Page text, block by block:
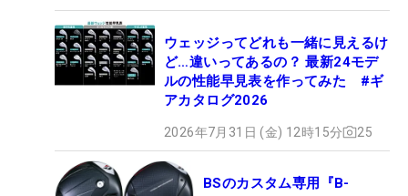
ウェッジってどれも一緒に見えるけ
ど…違いってあるの？ 最新24モデ
ルの性能早見表を作ってみた #ギ
アカタログ2026
2026年7月31日 (金) 12時15分 25
BSのカスタム専用『B-